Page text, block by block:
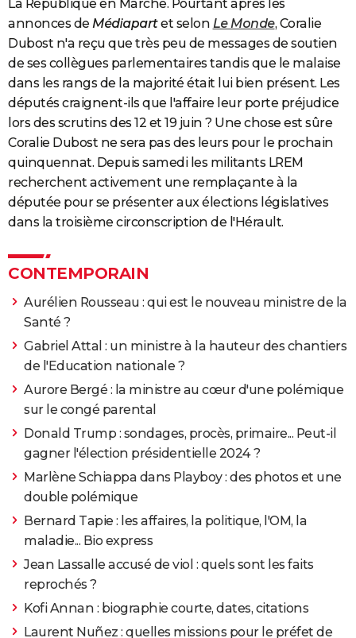
La République en Marche. Pourtant après les
annonces de Médiapartet selon Le Monde, Coralie
Dubost n'a reçu que très peu de messages de soutien
de ses collègues parlementaires tandis que le malaise
dans les rangs de la majorité était lui bien présent. Les
députés craignent-ils que l'affaire leur porte préjudice
lors des scrutins des 12 et 19 juin ? Une chose est sûre
Coralie Dubost ne sera pas des leurs pour le prochain
quinquennat. Depuis samedi les militants LREM
recherchent activement une remplaçante à la
députée pour se présenter aux élections législatives
dans la troisième circonscription de l'Hérault.
CONTEMPORAIN
Aurélien Rousseau : qui est le nouveau ministre de la
Santé ?
Gabriel Attal : un ministre à la hauteur des chantiers
de l'Education nationale ?
Aurore Bergé : la ministre au cœur d'une polémique
sur le congé parental
Donald Trump : sondages, procès, primaire... Peut-il
gagner l'élection présidentielle 2024 ?
Marlène Schiappa dans Playboy : des photos et une
double polémique
Bernard Tapie : les affaires, la politique, l'OM, la
maladie... Bio express
Jean Lassalle accusé de viol : quels sont les faits
reprochés ?
Kofi Annan : biographie courte, dates, citations
Laurent Nuñez : quelles missions pour le préfet de